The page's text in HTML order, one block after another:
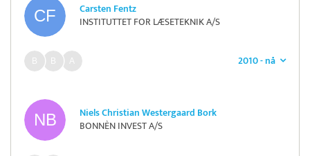
Carsten Fentz
INSTITUTTET FOR LÆSETEKNIK A/S
2010 - nå
Niels Christian Westergaard Bork
BONNÈN INVEST A/S